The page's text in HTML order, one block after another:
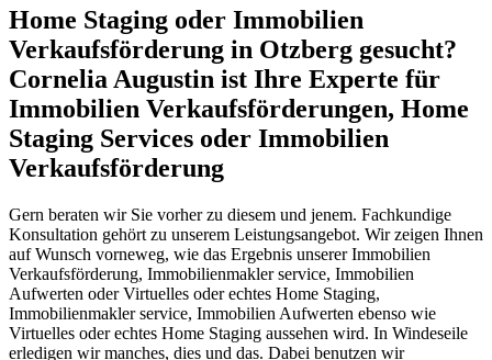
Home Staging oder Immobilien
Verkaufsförderung in Otzberg gesucht?
Cornelia Augustin ist Ihre Experte für
Immobilien Verkaufsförderungen, Home
Staging Services oder Immobilien
Verkaufsförderung
Gern beraten wir Sie vorher zu diesem und jenem. Fachkundige
Konsultation gehört zu unserem Leistungsangebot. Wir zeigen Ihnen
auf Wunsch vorneweg, wie das Ergebnis unserer Immobilien
Verkaufsförderung, Immobilienmakler service, Immobilien
Aufwerten oder Virtuelles oder echtes Home Staging,
Immobilienmakler service, Immobilien Aufwerten ebenso wie
Virtuelles oder echtes Home Staging aussehen wird. In Windeseile
erledigen wir manches, dies und das. Dabei benutzen wir